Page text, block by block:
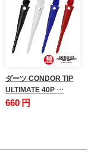
ダーツ CONDOR TIP
ULTIMATE 40P …
660 円